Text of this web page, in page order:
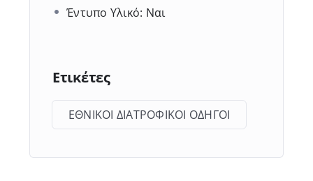
Έντυπο Υλικό: Ναι
Ετικέτες
ΕΘΝΙΚΟΙ ΔΙΑΤΡΟΦΙΚΟΙ ΟΔΗΓΟΙ